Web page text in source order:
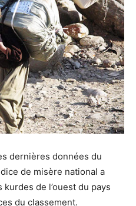
dernières données du
de misère national a
de l’ouest du pays
du classement.